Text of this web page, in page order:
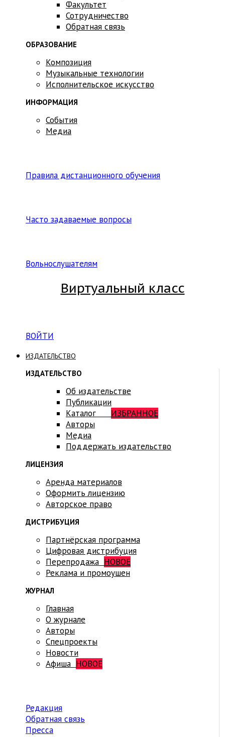
Факультет
Сотрудничество
Обратная связь
ОБРАЗОВАНИЕ
Композиция
Музыкальные технологии
Исполнительское искусство
ИНФОРМАЦИЯ
События
Медиа
Правила дистанционного обучения
Часто задаваемые вопросы
Вольнослушателям
Виртуальный класс
ВОЙТИ
ИЗДАТЕЛЬСТВО
ИЗДАТЕЛЬСТВО
Об издательстве
Публикации
Каталог ИЗБРАННОЕ
Авторы
Медиа
Поддержать издательство
ЛИЦЕНЗИЯ
Аренда материалов
Оформить лицензию
Авторское право
ДИСТРИБУЦИЯ
Партнёрская программа
Цифровая дистрибуция
Перепродажа НОВОЕ
Реклама и промоушен
ЖУРНАЛ
Главная
О журнале
Авторы
Спецпроекты
Новости
Афиша НОВОЕ
Редакция
Обратная связь
Пресса